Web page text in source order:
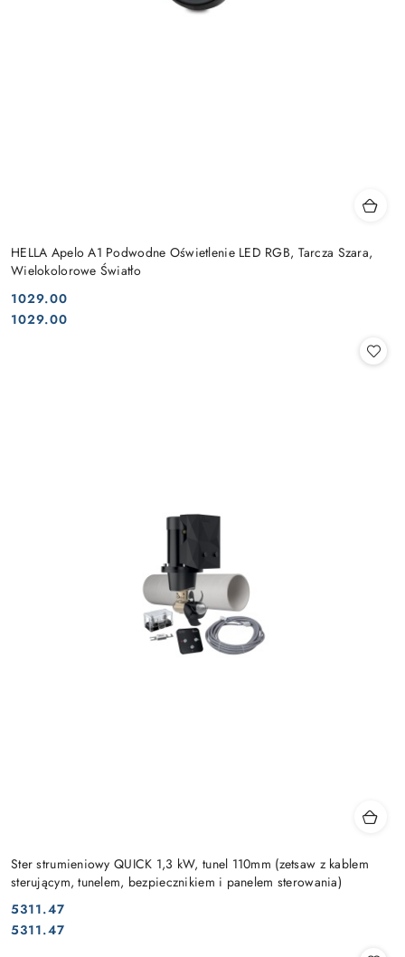
HELLA Apelo A1 Podwodne Oświetlenie LED RGB, Tarcza Szara,
Wielokolorowe Światło
Cena:
1029.00
Cena:
1029.00
Ster strumieniowy QUICK 1,3 kW, tunel 110mm (zetsaw z kablem
sterującym, tunelem, bezpiecznikiem i panelem sterowania)
Cena:
5311.47
Cena:
5311.47